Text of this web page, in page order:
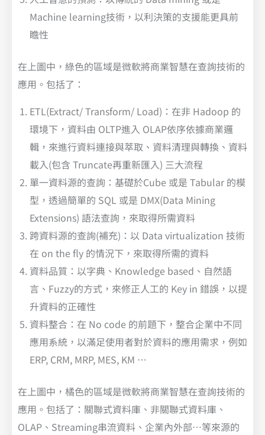
Machine learning技術，以利決策的支援能更具前
瞻性
在上圖中，綠色的區域是微軟將商業智慧在查詢技術的
應用。包括了：
ETL(Extract/ Transform/ Load)：在非 Hadoop 的
環境下，資料由 OLTP進入 OLAP依序依據商業邏
輯，來進行資料連接與萃取、資料清理與轉換、資料
載入(包含 Truncate再重新匯入) 三大流程
單一資料源的查詢：基礎於Cube 或是 Tabular 的模
型，透過簡單的 SQL 或是 DMX(Data Mining
Extensions) 語法查詢，來取得所需資料
跨資料源的查詢(補充)：以 Data virtualization 技術
在 on the fly 的情況下，來取得所需的資料
資料品質：以字典、Knowledge based、自然語
言、Fuzzy的方式，來修正人工的 Key in 錯誤，以提
升資料的正確性
資料整合：在 No code 的前題下，整合企業中不同
應用系統，以滿足使用者對於資料的應用需求，例如
ERP, CRM, MRP, MES, KM …
在上圖中，橘色的區域是微軟將商業智慧在查詢技術的
應用。包括了：關聯式資料庫、非關聯式資料庫、
OLAP、Streaming串流資料、企業內外部…等來源的